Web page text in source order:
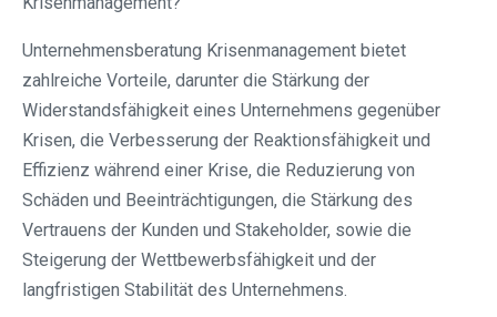
Unternehmensberatung Krisenmanagement bietet
zahlreiche Vorteile, darunter die Stärkung der
Widerstandsfähigkeit eines Unternehmens gegenüber
Krisen, die Verbesserung der Reaktionsfähigkeit und
Effizienz während einer Krise, die Reduzierung von
Schäden und Beeinträchtigungen, die Stärkung des
Vertrauens der Kunden und Stakeholder, sowie die
Steigerung der Wettbewerbsfähigkeit und der
langfristigen Stabilität des Unternehmens.